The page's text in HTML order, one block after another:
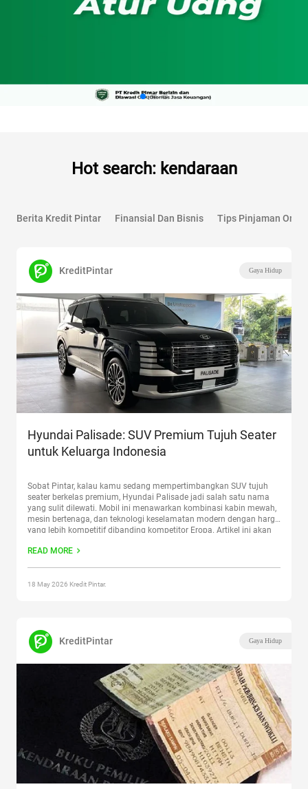
Hot search: kendaraan
Berita Kredit Pintar Finansial Dan Bisnis Tips Pinjaman
KreditPintar Gaya Hidup
Hyundai Palisade: SUV Premium Tujuh Seater
untuk Keluarga Indonesia
Sobat Pintar, kalau kamu sedang mempertimbangkan SUV tujuh
seater berkelas premium, Hyundai Palisade jadi salah satu nama
yang sulit dilewati. Mobil ini menawarkan kombinasi kabin mewah,
mesin bertenaga, dan teknologi keselamatan modern dengan harga
yang lebih kompetitif dibanding kompetitor Eropa. Artikel ini akan
ditawarkan, varian dan estimasi harga
READ MORE
18 May 2026 Kredit Pintar.
KreditPintar Gaya Hidup